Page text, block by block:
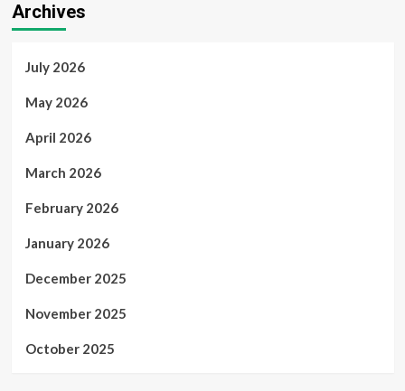
Archives
July 2026
May 2026
April 2026
March 2026
February 2026
January 2026
December 2025
November 2025
October 2025